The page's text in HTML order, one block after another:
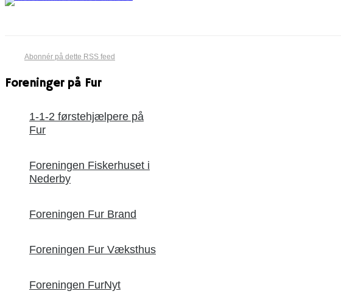
Abonnér på dette RSS feed
Foreninger på Fur
1-1-2 førstehjælpere på
Fur
Foreningen Fiskerhuset i
Nederby
Foreningen Fur Brand
Foreningen Fur Væksthus
Foreningen FurNyt